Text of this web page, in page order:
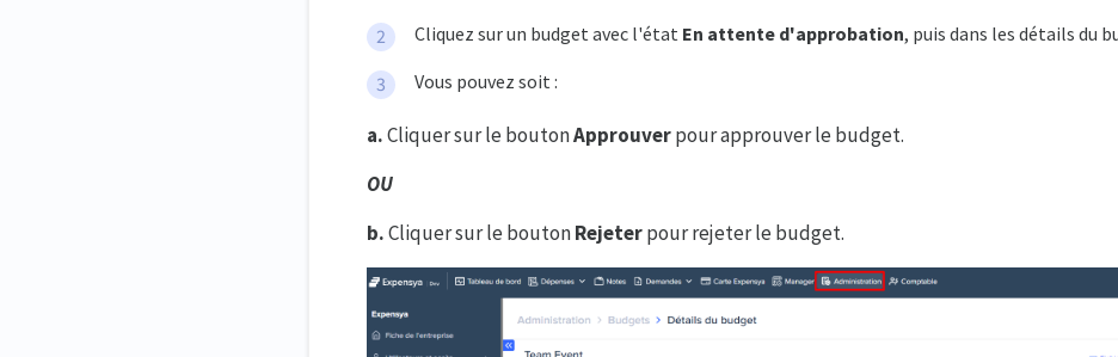
Cliquez sur un budget avec l'état En attente d'approbation, puis dans les détails du
Vous pouvez soit :
a.Cliquer sur le boutonApprouverpour approuver le budget.
OU
b.Cliquer sur le boutonRejeterpour rejeter le budget.